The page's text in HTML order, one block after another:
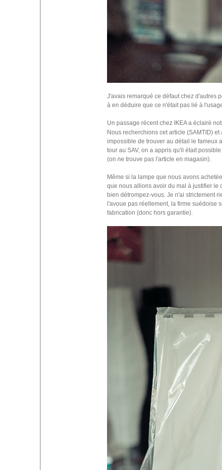
J'avais remarqué ce défaut chez d'autres
à en déduire que ce n'était pas lié à
Un passage récent chez IKEA a éclairé
Nous recherchions cet article (SAMTID)
impossible de trouver au détail le fameux
tour au SAV, on a appris qu'il était
(on ne trouve pas l'article en magasin).
Même si la lampe que nous avons
que nous allions avoir du mal à justifier le
bien détrompez-vous. Je n'ai strictement
l'avoue pas réellement, la firme suédoise
fabrication (donc hors garantie).